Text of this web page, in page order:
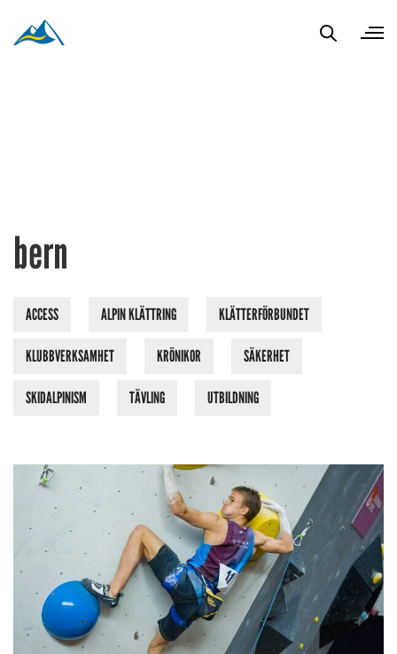
bern
ACCESS ALPIN KLÄTTRING KLÄTTERFÖRBUNDET
KLUBBVERKSAMHET KRÖNIKOR SÄKERHET
SKIDALPINISM TÄVLING UTBILDNING